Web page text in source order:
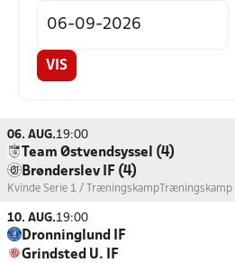
VIS
06. AUG.19:00
Team Østvendsyssel (4)
Brønderslev IF (4)
Kvinde Serie 1 / Træningskamp Træningskamp
10. AUG.19:00
Dronninglund IF
Grindsted U. IF